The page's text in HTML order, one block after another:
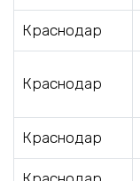
Краснодар
Краснодар
Краснодар